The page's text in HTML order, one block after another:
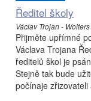
Ředitel školy
Václav Trojan -
Přijměte upřímné
Václava Trojana
ředitelů škol je
Stejně tak bude
počínaje zřizovateli